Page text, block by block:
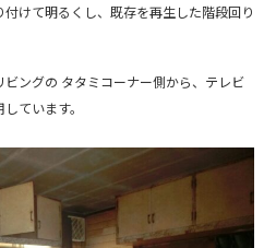
けて明るくし、既存を再生した階段回り
ングの タタミコーナー側から、テレビ
ています。